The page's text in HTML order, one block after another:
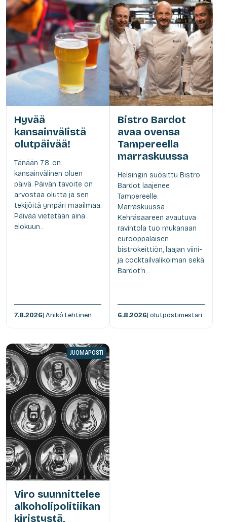
Hyvää
kansainvälistä
olutpäivää!
Tänään 7.8. on
kansainvälinen oluen
päivä. Päivän tavoite on
arvostaa olutta ja sen
tekijöitä ympäri maailmaa.
Päivää vietetään aina
elokuun...
7.8.2026| Anikó Lehtinen
Bistro Bardot
avaa ovensa
Tampereella
marraskuussa
Helsingin suosittu Bistro
Bardot laajenee
Tampereelle.
Marraskuussa
Kehräsaareen avautuva
ravintola tuo mukanaan
eurooppalaisen
bistrokeittiön, laajan viini-
ja cocktailvalikoiman sekä
Bardot'n...
6.8.2026| olutpostimestari
JUOMAPOSTI
Viro suunnittelee
alkoholipolitiikan
kiristystä,